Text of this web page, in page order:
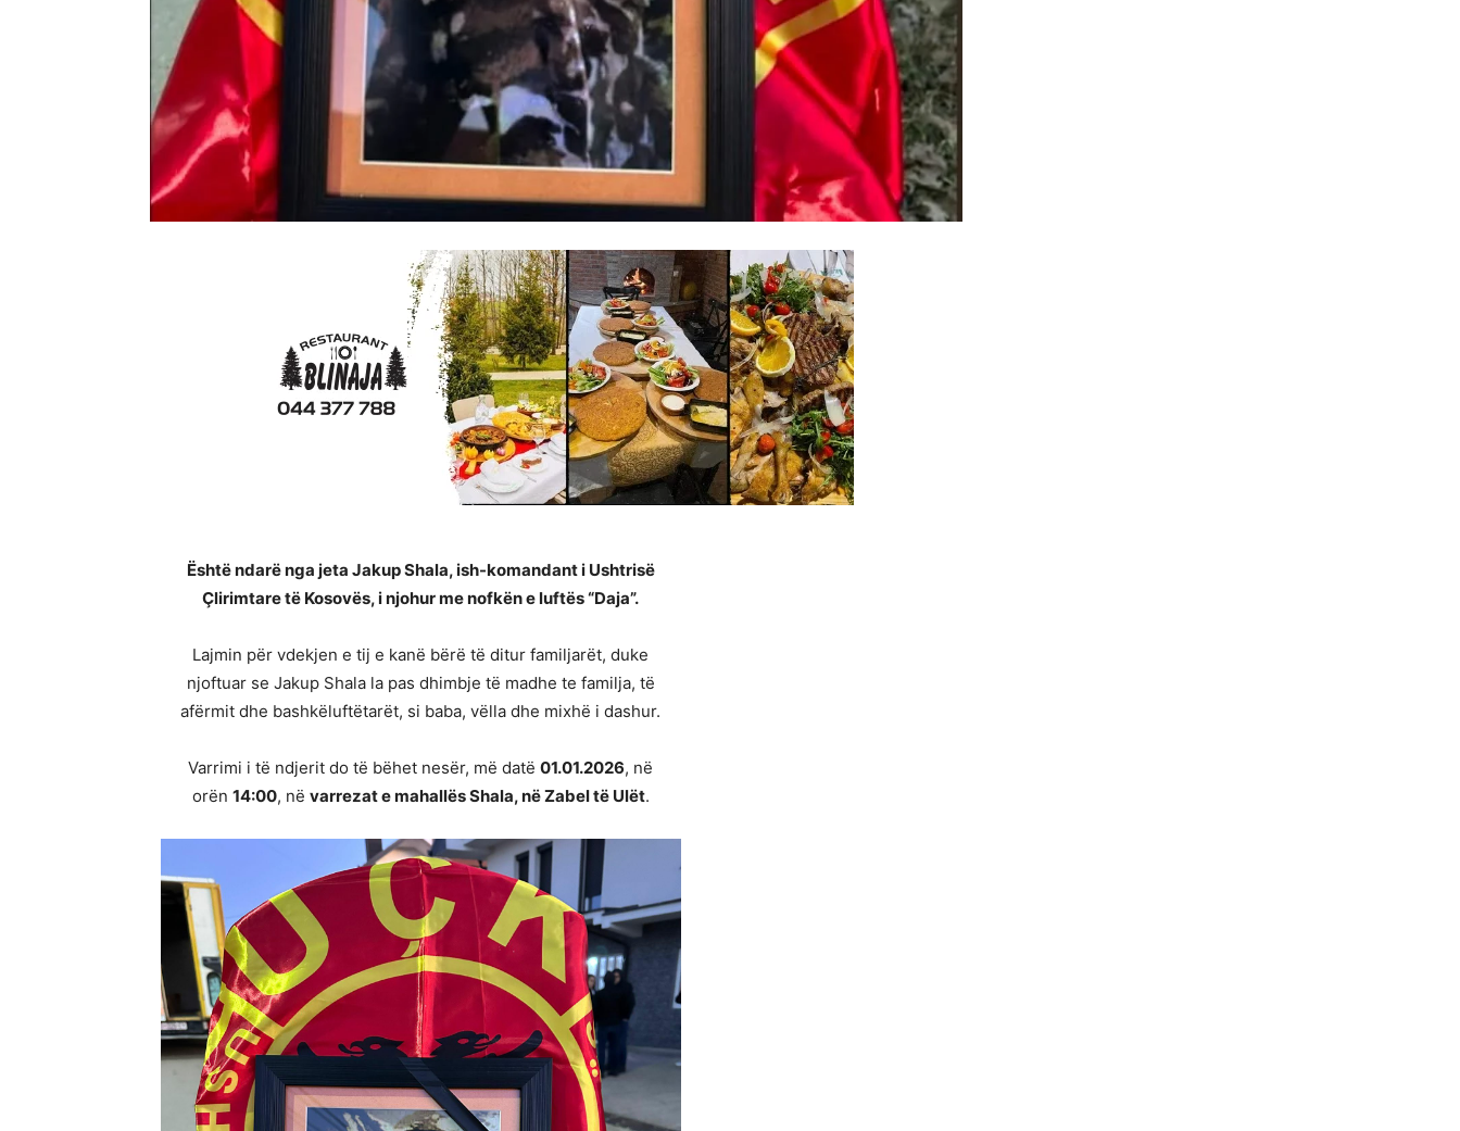
Është ndarë nga jeta Jakup Shala, ish-komandant i Ushtrisë
Çlirimtare të Kosovës, i njohur me nofkën e luftës “Daja”.
Lajmin për vdekjen e tij e kanë bërë të ditur familjarët, duke
njoftuar se Jakup Shala la pas dhimbje të madhe te familja, të
afërmit dhe bashkëluftëtarët, si baba, vëlla dhe mixhë i dashur.
Varrimi i të ndjerit do të bëhet nesër, më datë01.01.2026, në
orën 14:00, në varrezat e mahallës Shala, në Zabel të Ulët.